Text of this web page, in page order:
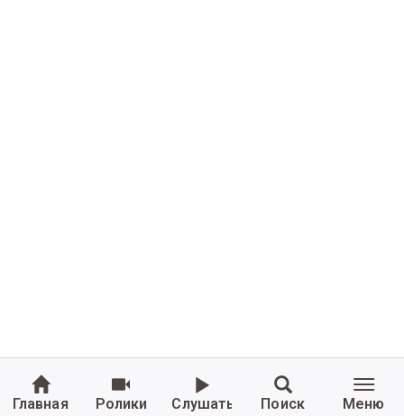
Главная Ролики Слушать Поиск Меню